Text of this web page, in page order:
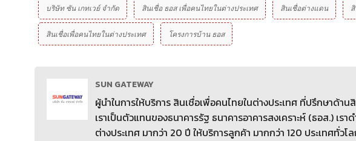
บริษัท ซัน เกทเวย์ จํากัด สินเชื่อ ธอส เพื่อคนไทยในต่างประเทศ สินเชื่อต่างแดน
สินเชื่อเพื่อคนไทยในต่างประเทศ โครงการบ้าน ธอส
SUN GATEWAY
ผู้นำในการให้บริการ สินเชื่อเพื่อคนไทยในต่างประเทศ ที่ปรึกษาด้า
เราเป็นตัวแทนของธนาคารรัฐ ธนาคารอาคารสงเคราะห์ (ธอส.) เ
ต่างประเทศ มากว่า 20 ปี ให้บริการลูกค้า มากกว่า 120 ประเทศทั่วโ